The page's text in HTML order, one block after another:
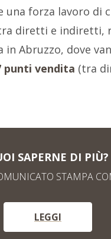
una forza lavoro di
diretti e indiretti,
in Abruzzo, dove
punti vendita (tra
SAPERNE DI PIÙ?
STAMPA
LEGGI